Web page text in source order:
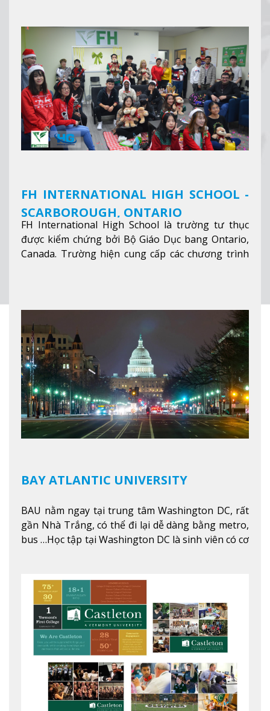
FH INTERNATIONAL HIGH SCHOOL -
SCARBOROUGH, ONTARIO
FH International High School là trường tư thục
được kiểm chứng bởi Bộ Giáo Dục bang Ontario,
Canada. Trường hiện cung cấp các chương trình
nhanh chóng môi trường học tại Canada.Xem
thêm
BAY ATLANTIC UNIVERSITY
BAU nằm ngay tại trung tâm Washington DC, rất
gần Nhà Trắng, có thể đi lại dễ dàng bằng metro,
bus …Học tập tại Washington DC là sinh viên có cơ
nghiệp ở Mỹ, #7 thành phố an toàn nhất trên Thế
Xem thêm